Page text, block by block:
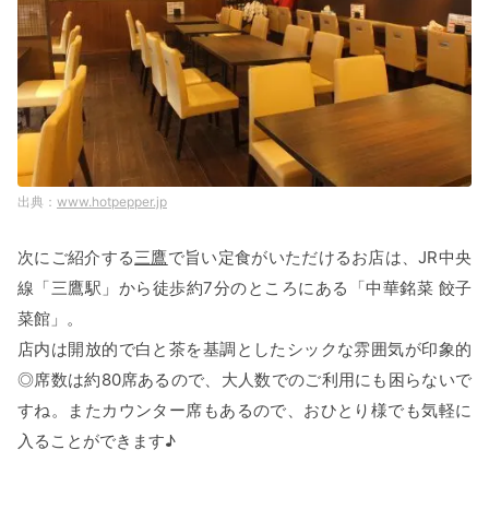
www.hotpepper.jp
次にご紹介する三鷹で旨い定食がいただけるお店は、JR中央
線「三鷹駅」から徒歩約7分のところにある「中華銘菜 餃子
菜館」。
店内は開放的で白と茶を基調としたシックな雰囲気が印象的
◎席数は約80席あるので、大人数でのご利用にも困らないで
すね。またカウンター席もあるので、おひとり様でも気軽に
入ることができます♪